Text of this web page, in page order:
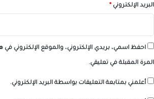
البريد الإلكتروني*
احفظ اسمي، بريدي الإلكتروني، والموقع الإلكتروني
المرة المقبلة في تعليقي.
أعلمني بمتابعة التعليقات بواسطة البريد الإلكتروني.